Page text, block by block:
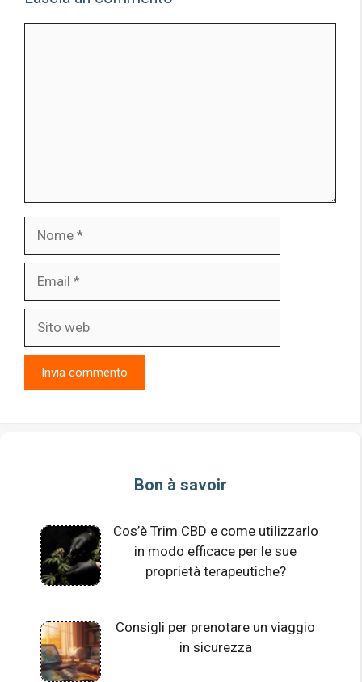
Bon à savoir
Cos’è Trim CBD e come utilizzarlo
in modo efficace per le sue
proprietà terapeutiche?
Consigli per prenotare un viaggio
in sicurezza